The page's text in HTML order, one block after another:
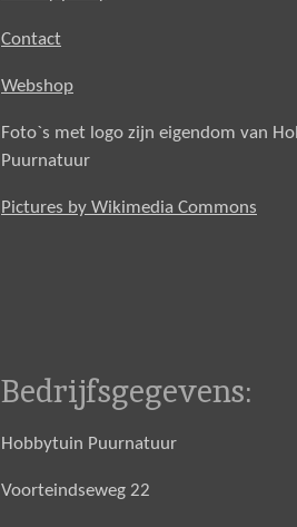
Contact
Webshop
Foto`s met logo zijn eigendom van
Puurnatuur
Pictures by Wikimedia Commons
Bedrijfsgegevens:
Hobbytuin Puurnatuur
Voorteindseweg 22